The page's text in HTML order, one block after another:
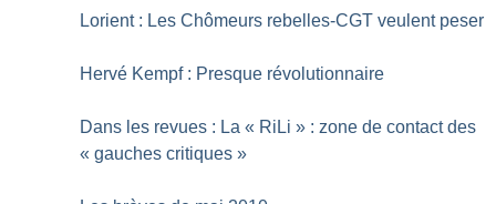
Lorient : Les Chômeurs rebelles-CGT veulent peser
Hervé Kempf : Presque révolutionnaire
Dans les revues : La « RiLi » : zone de contact des
« gauches critiques »